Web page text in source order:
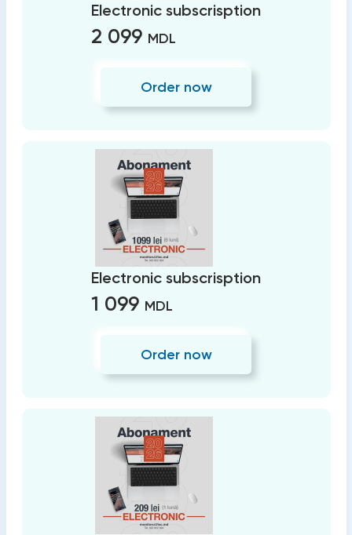
Electronic subscrisption
2 099 MDL
Order now
Electronic subscrisption
1 099 MDL
Order now